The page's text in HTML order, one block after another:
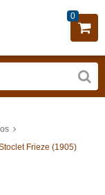
0
Frieze (1905)